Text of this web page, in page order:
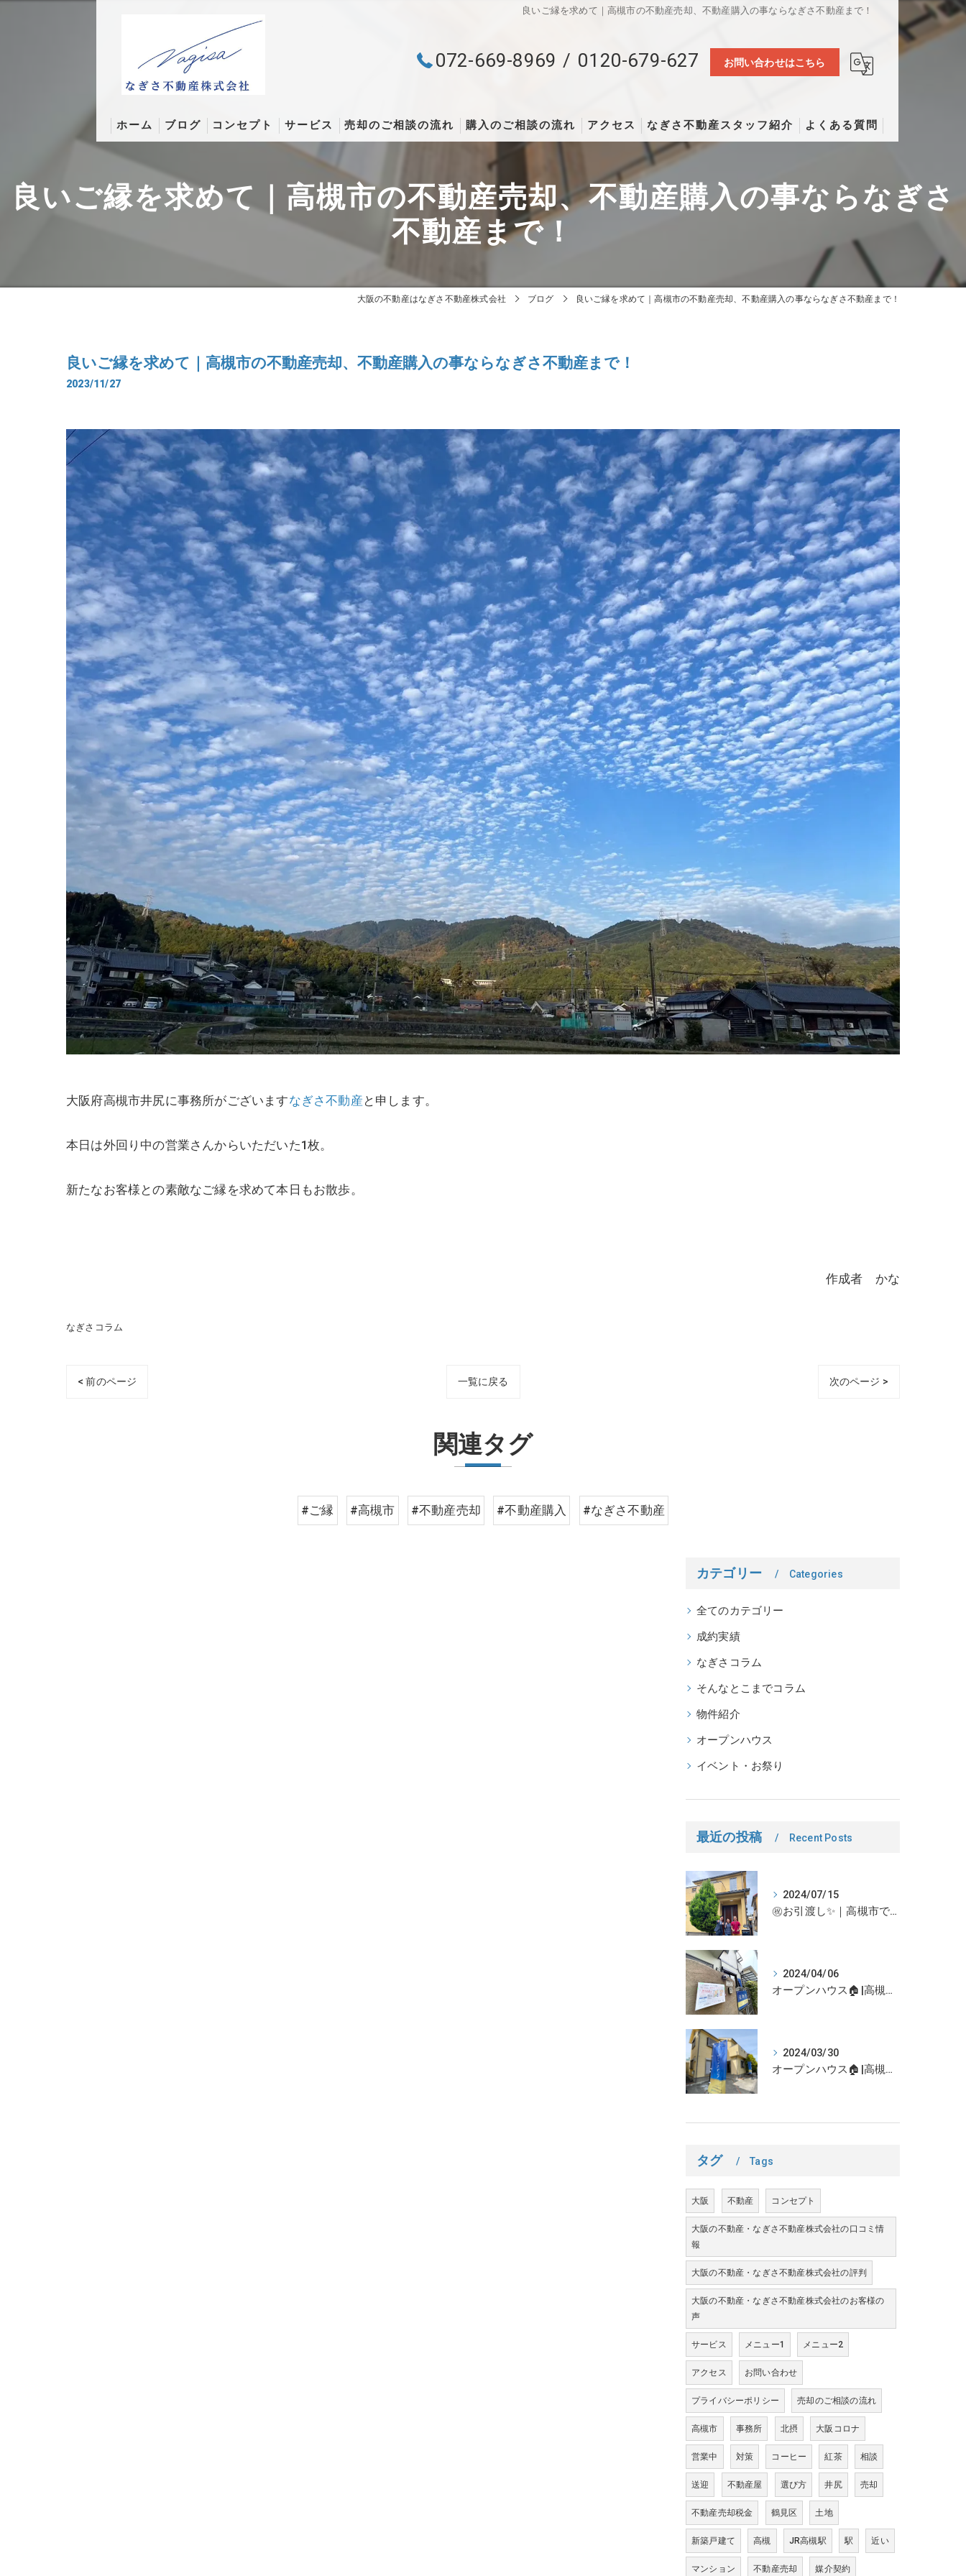
良いご縁を求めて｜高槻市の不動産売却、不動産購入の事ならなぎさ不動産まで！
072-669-8969 0120-679-627 お問い合わせはこちら
ホーム ブログ
そんなとこまでコラム
コンセプト サービス 売却のご相談の流れ 購入のご相談の流れ アクセス なぎさ不動産スタッフ紹介 よくある質問
良いご縁を求めて｜高槻市の不動産売却、不動産購入の事ならなぎさ
不動産まで！
大阪の不動産はなぎさ不動産株式会社 ブログ 良いご縁を求めて｜高槻市の不動産売却、不動産購入の事ならなぎさ不動産まで！
良いご縁を求めて｜高槻市の不動産売却、不動産購入の事ならなぎさ不動産まで！
2023/11/27
大阪府高槻市井尻に事務所がございますなぎさ不動産 と申します。
本日は外回り中の営業さんからいただいた1枚。
新たなお客様との素敵なご縁を求めて本日もお散歩。
作成者 かな
なぎさコラム
< 前のページ 一覧に戻る 次のページ >
関連タグ
#ご縁 #高槻市 #不動産売却 #不動産購入 #なぎさ不動産
カテゴリー Categories
全てのカテゴリー
成約実績
なぎさコラム
そんなとこまでコラム
物件紹介
オープンハウス
イベント・お祭り
最近の投稿 Recent Posts
2024/07/15
㊗お引渡し✨｜高槻市での不動産売却、不動産売買の事、何でもなぎさ不動産までご相談ください！
2024/04/06
オープンハウス🏠|高槻市の不動産売却、不動産空き家のご相談はなぎさ不動産まで！
2024/03/30
オープンハウス🏠|高槻市の不動産売却、不動産空き家のご相談はなぎさ不動産まで！
タグ Tags
大阪 不動産 コンセプト
大阪の不動産・なぎさ不動産株式会社の口コミ情
報
大阪の不動産・なぎさ不動産株式会社の評判
大阪の不動産・なぎさ不動産株式会社のお客様の
声
サービス メニュー1 メニュー2
アクセス お問い合わせ
プライバシーポリシー 売却のご相談の流れ
高槻市 事務所 北摂 大阪コロナ
営業中 対策 コーヒー 紅茶 相談
送迎 不動産屋 選び方 井尻 売却
不動産売却税金 鶴見区 土地
新築戸建て 高槻 JR高槻駅 駅 近い
マンション 不動産売却 媒介契約